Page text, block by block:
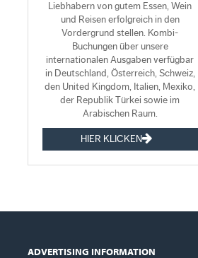
Liebhabern von gutem Essen, Wein
und Reisen erfolgreich in den
Vordergrund stellen. Kombi-
Buchungen über unsere
internationalen Ausgaben verfügbar
in Deutschland, Österreich, Schweiz,
den United Kingdom, Italien, Mexiko,
der Republik Türkei sowie im
Arabischen Raum.
HIER KLICKEN
ADVERTISING INFORMATION